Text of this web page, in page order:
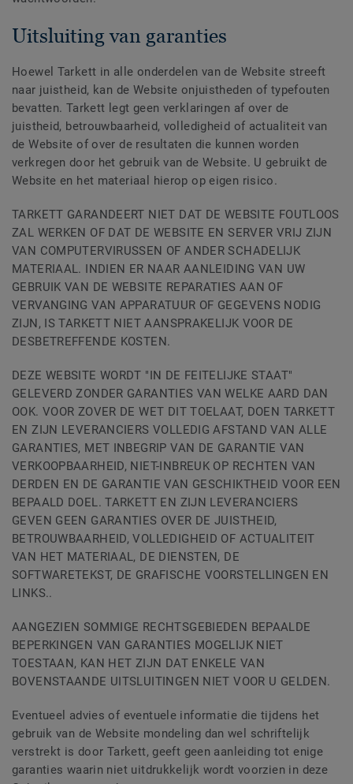
Uitsluiting van garanties
Hoewel Tarkett in alle onderdelen van de Website streeft
naar juistheid, kan de Website onjuistheden of typefouten
bevatten. Tarkett legt geen verklaringen af over de
juistheid, betrouwbaarheid, volledigheid of actualiteit van
de Website of over de resultaten die kunnen worden
verkregen door het gebruik van de Website. U gebruikt de
Website en het materiaal hierop op eigen risico.
TARKETT GARANDEERT NIET DAT DE WEBSITE FOUTLOOS
ZAL WERKEN OF DAT DE WEBSITE EN SERVER VRIJ ZIJN
VAN COMPUTERVIRUSSEN OF ANDER SCHADELIJK
MATERIAAL. INDIEN ER NAAR AANLEIDING VAN UW
GEBRUIK VAN DE WEBSITE REPARATIES AAN OF
VERVANGING VAN APPARATUUR OF GEGEVENS NODIG
ZIJN, IS TARKETT NIET AANSPRAKELIJK VOOR DE
DESBETREFFENDE KOSTEN.
DEZE WEBSITE WORDT "IN DE FEITELIJKE STAAT"
GELEVERD ZONDER GARANTIES VAN WELKE AARD DAN
OOK. VOOR ZOVER DE WET DIT TOELAAT, DOEN TARKETT
EN ZIJN LEVERANCIERS VOLLEDIG AFSTAND VAN ALLE
GARANTIES, MET INBEGRIP VAN DE GARANTIE VAN
VERKOOPBAARHEID, NIET-INBREUK OP RECHTEN VAN
DERDEN EN DE GARANTIE VAN GESCHIKTHEID VOOR EEN
BEPAALD DOEL. TARKETT EN ZIJN LEVERANCIERS
GEVEN GEEN GARANTIES OVER DE JUISTHEID,
BETROUWBAARHEID, VOLLEDIGHEID OF ACTUALITEIT
VAN HET MATERIAAL, DE DIENSTEN, DE
SOFTWARETEKST, DE GRAFISCHE VOORSTELLINGEN EN
LINKS..
AANGEZIEN SOMMIGE RECHTSGEBIEDEN BEPAALDE
BEPERKINGEN VAN GARANTIES MOGELIJK NIET
TOESTAAN, KAN HET ZIJN DAT ENKELE VAN
BOVENSTAANDE UITSLUITINGEN NIET VOOR U GELDEN.
Eventueel advies of eventuele informatie die tijdens het
gebruik van de Website mondeling dan wel schriftelijk
verstrekt is door Tarkett, geeft geen aanleiding tot enige
garanties waarin niet uitdrukkelijk wordt voorzien in deze